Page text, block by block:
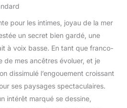
pour les intimes, joyau de la mer
un secret bien gardé, une
à voix basse. En tant que franco-
de mes ancêtres évoluer, et je
dissimulé l’engouement croissant
ses paysages spectaculaires.
intérêt marqué se dessine,